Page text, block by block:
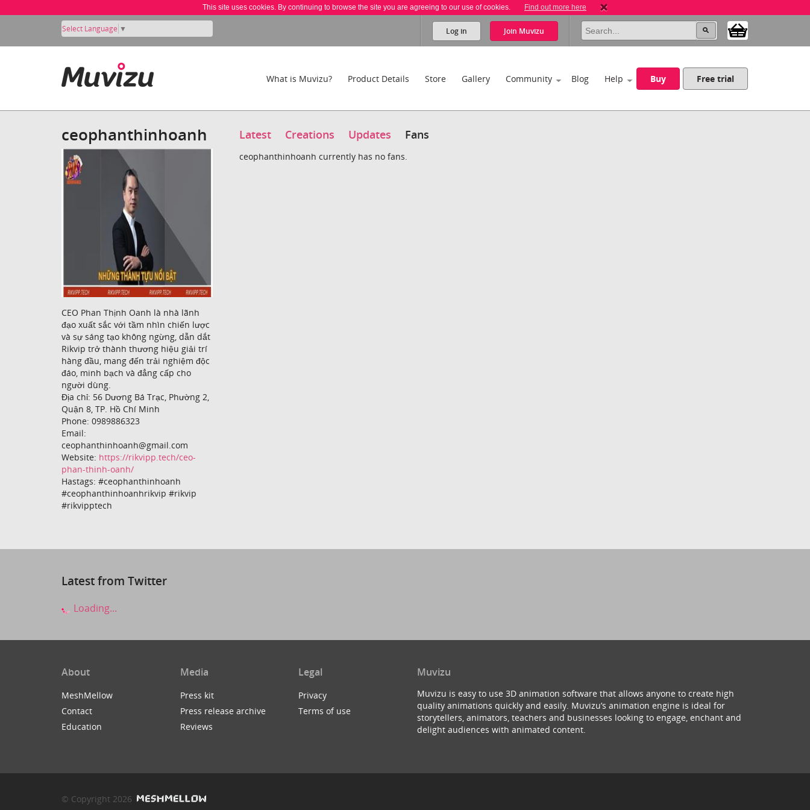
This site uses cookies. By continuing to browse the site you are agreeing to our use of cookies. Find out more here
Select Language ▼ Log in Join Muvizu
What is Muvizu? Product Details Store Gallery Community Blog Help Buy Free trial
ceophanthinhoanh
CEO Phan Thịnh Oanh là nhà lãnh
đạo xuất sắc với tầm nhìn chiến lược
và sự sáng tạo không ngừng, dẫn dắt
Rikvip trở thành thương hiệu giải trí
hàng đầu, mang đến trải nghiệm độc
đáo, minh bạch và đẳng cấp cho
người dùng.
Địa chỉ: 56 Dương Bá Trạc, Phường 2,
Quận 8, TP. Hồ Chí Minh
Phone: 0989886323
Email:
ceophanthinhoanh@gmail.com
Website: https://rikvipp.tech/ceo-
phan-thinh-oanh/
Hastags: #ceophanthinhoanh
#ceophanthinhoanhrikvip #rikvip
#rikvipptech
Latest Creations Updates Fans
ceophanthinhoanh currently has no fans.
Latest from Twitter
Loading...
About
MeshMellow
Contact
Education
Media
Press kit
Press release archive
Reviews
Legal
Privacy
Terms of use
Muvizu
Muvizu is easy to use 3D animation software that allows anyone to create high
quality animations quickly and easily. Muvizu’s animation engine is ideal for
storytellers, animators, teachers and businesses looking to engage, enchant and
delight audiences with animated content.
© Copyright 2026